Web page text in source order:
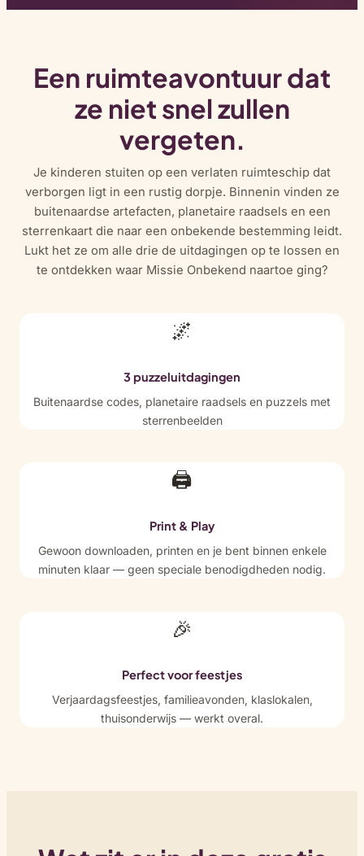
Een ruimteavontuur dat
ze niet snel zullen
vergeten.
Je kinderen stuiten op een verlaten ruimteschip dat
verborgen ligt in een rustig dorpje. Binnenin vinden ze
buitenaardse artefacten, planetaire raadsels en een
sterrenkaart die naar een onbekende bestemming leidt.
Lukt het ze om alle drie de uitdagingen op te lossen en
te ontdekken waar Missie Onbekend naartoe ging?
🌌
3 puzzeluitdagingen
Buitenaardse codes, planetaire raadsels en puzzels met
sterrenbeelden
🖨
Print & Play
Gewoon downloaden, printen en je bent binnen enkele
minuten klaar — geen speciale benodigdheden nodig.
🎉
Perfect voor feestjes
Verjaardagsfeestjes, familieavonden, klaslokalen,
thuisonderwijs — werkt overal.